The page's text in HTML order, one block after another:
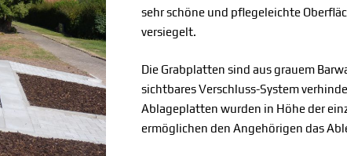
sehr schöne und pflegeleichte
versiegelt.
Die Grabplatten sind aus grauem
sichtbares Verschluss-System
Ablageplatten wurden in Höhe der
ermöglichen den Angehörigen das